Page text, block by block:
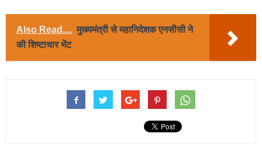
Also Read.... मुख्यमंत्री से महानिदेशक एनसीसी ने
की शिष्टाचार भेंट